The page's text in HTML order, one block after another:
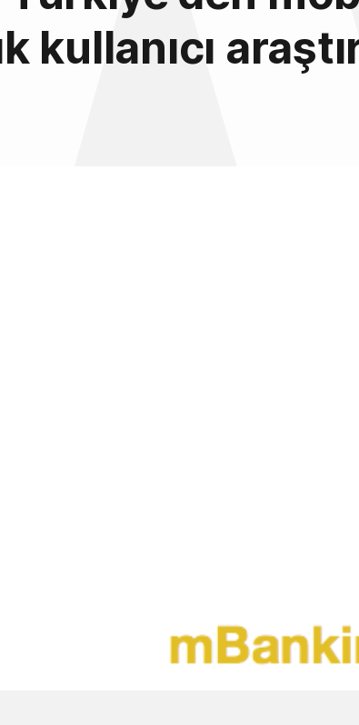
kullanıcı